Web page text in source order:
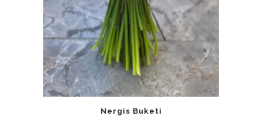
Nergis Buketi